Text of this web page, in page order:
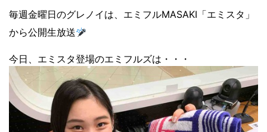
毎週金曜日のグレノイは、エミフルMASAKI「エミスタ」
から公開生放送
今日、エミスタ登場のエミフルズは・・・